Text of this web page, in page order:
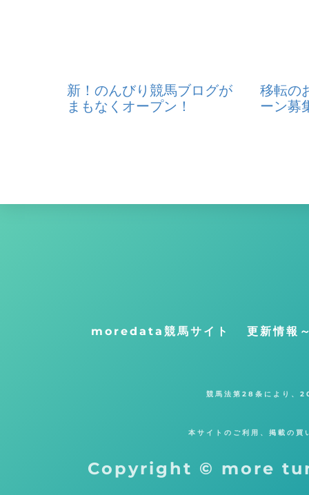
新！のんびり競馬ブログが
まもなくオープン！
移転の
ーン募
moredata競馬サイト 更新情報
競馬法第28条により、
本サイトのご利用、掲載の
Copyright © more